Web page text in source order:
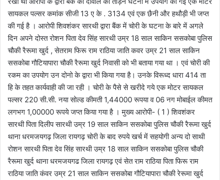
सायकल पल्सर कमांक सीजी 13 ए के . 3134 एवं एक छैनी और हथौड़ी भी जप्त
की गई है । आरोपी शिवशंकर सारथी द्वारा बैंक में चोरी के घटना के बारे में अगले
दिन अपने दोस्त रोशन पिता देव सिंह सारथी उम्र 18 साल साकिन ससकोबा पुलिस
चौकी रैरूमा खुर्द , सेतराम फिरू राम राठिया जाति कवर उम्र 21 साल साकिन
ससकोबा गौटियापारा चौकी रैरूमा खुर्द निवासी को भी बताया गया था । एवं चोरी की
रकम का उपयोग उन दोनो के द्वारा भी किया गया है। उनके विरूध्द धारा 414 ता
हि के तहत कार्यवाही की जा रही । चोरी के पैसे से खरीदे गये एक मोटर सायकल
पल्सर 220 सी.सी. नया सोल्ड कीमती 1,44000 रूपया व 06 नग मोबाईल कीमत
लगभग 1,00000 रूपये जप्त किया गया है । मुख्य आरोपी- ( 1 ) शिवशंकर
सारथी पिता दिलीप सारथी उम्र 19 साल साकिन ससकोबा पुलिस चौकी रैरूमा खुर्द
थाना धरमजयगढ़ जिला रायगढ़ चोरी के बाद रुपये खर्च में सहयोगी अन्य दो साथी
रोशन सारथी पिता देव सिंह सारथी उम्र 18 साल साकिन ससकोबा पुलिस चौकी
रैरूमा खुर्द थाना धरमजयगढ जिला रायगढ़ एवं सेत राम राठिया पिता फिरू राम
राठिया जाति कंवर उम्र 21 साल साकिन ससकोबा गौटियापारा चौकी रेरूमा खुर्द